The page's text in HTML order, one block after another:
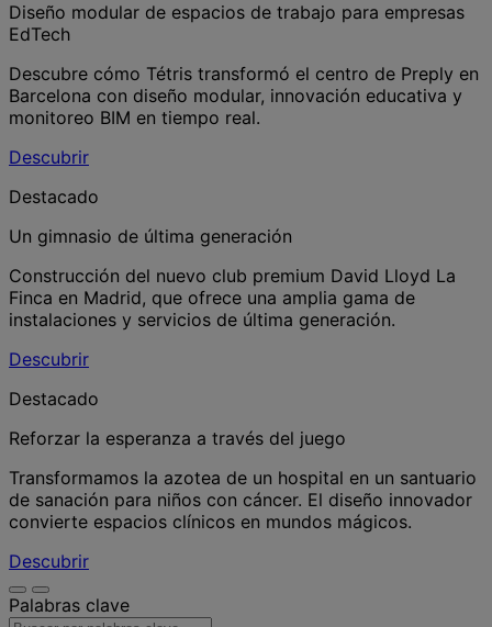
Diseño modular de espacios de trabajo para empresas
EdTech
Descubre cómo Tétris transformó el centro de Preply en
Barcelona con diseño modular, innovación educativa y
monitoreo BIM en tiempo real.
Descubrir
Destacado
Un gimnasio de última generación
Construcción del nuevo club premium David Lloyd La
Finca en Madrid, que ofrece una amplia gama de
instalaciones y servicios de última generación.
Descubrir
Destacado
Reforzar la esperanza a través del juego
Transformamos la azotea de un hospital en un santuario
de sanación para niños con cáncer. El diseño innovador
convierte espacios clínicos en mundos mágicos.
Descubrir
Palabras clave